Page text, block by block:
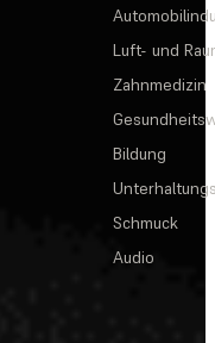
Luft- und
Zahnmedizin
Bildung
Schmuck
Audio